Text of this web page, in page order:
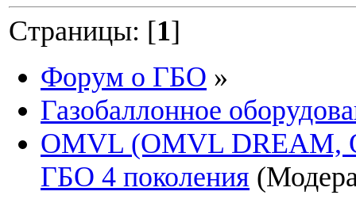
Страницы: [1]
Форум о ГБО »
Газобаллонное
OMVL (OMVL DREAM,
ГБО 4 поколения